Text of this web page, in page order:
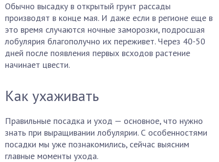
Обычно высадку в открытый грунт рассады
производят в конце мая. И даже если в регионе еще в
это время случаются ночные заморозки, подросшая
лобулярия благополучно их переживет. Через 40-50
дней после появления первых всходов растение
начинает цвести.
Как ухаживать
Правильные посадка и уход — основное, что нужно
знать при выращивании лобулярии. С особенностями
посадки мы уже познакомились, сейчас выясним
главные моменты ухода.